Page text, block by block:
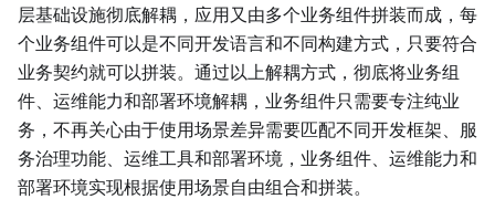
层基础设施彻底解耦，应用又由多个业务组件拼装而成，每
个业务组件可以是不同开发语言和不同构建方式，只要符合
业务契约就可以拼装。通过以上解耦方式，彻底将业务组
件、运维能力和部署环境解耦，业务组件只需要专注纯业
务，不再关心由于使用场景差异需要匹配不同开发框架、服
务治理功能、运维工具和部署环境，业务组件、运维能力和
部署环境实现根据使用场景自由组合和拼装。